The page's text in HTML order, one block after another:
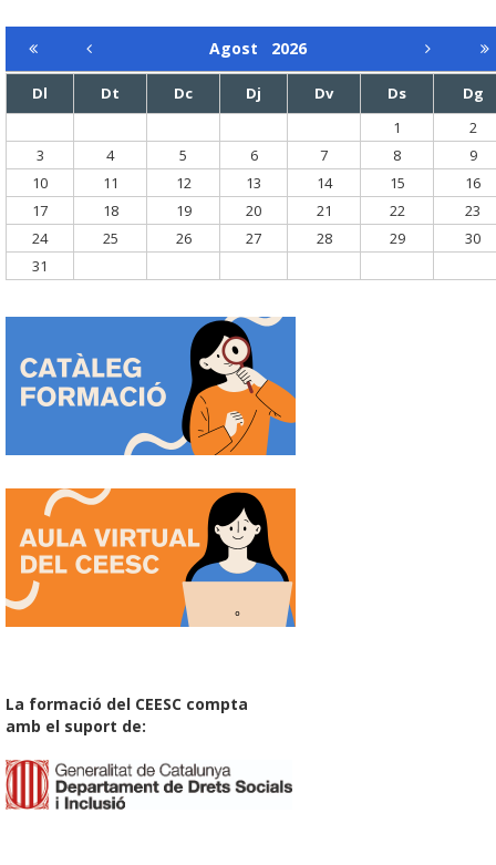
Agost 2026
Dl Dt Dc Dj Dv Ds
Dg
1
2
3
4 5 6 7 8
9
10
11 12 13 14 15
16
17
18 19 20 21 22
23
24
25 26 27 28 29
30
31
La formació del CEESC compta
amb el suport de: